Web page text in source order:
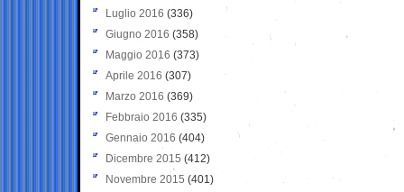
Luglio 2016 (336)
Giugno 2016 (358)
Maggio 2016 (373)
Aprile 2016 (307)
Marzo 2016 (369)
Febbraio 2016 (335)
Gennaio 2016 (404)
Dicembre 2015 (412)
Novembre 2015 (401)